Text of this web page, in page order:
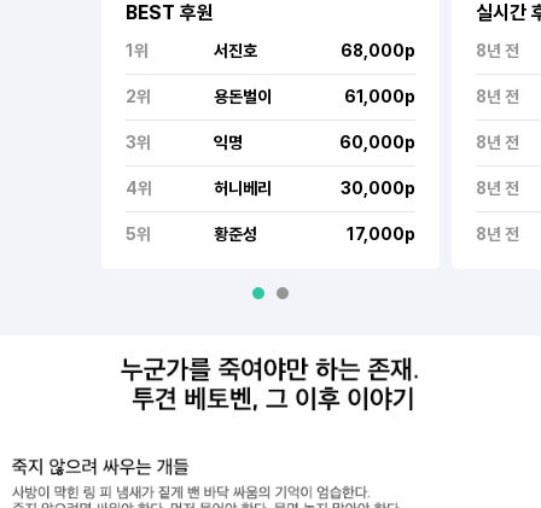
BEST 후원
1위 서진호 68,000p
2위 용돈벌이 61,000p
3위 익명 60,000p
4위 허니베리 30,000p
5위 황준성 17,000p
실시간
8년 전
8년 전
8년 전
8년 전
8년 전